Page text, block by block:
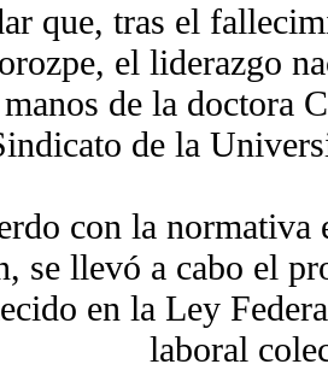
que, tras el
el liderazgo
de la doctora
de la
con la normativa
se llevó a cabo el
en la Ley
laboral